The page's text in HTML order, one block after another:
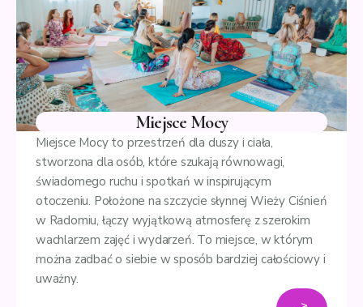
Miejsce Mocy
Miejsce Mocy to przestrzeń dla duszy i ciała,
stworzona dla osób, które szukają równowagi,
świadomego ruchu i spotkań w inspirującym
otoczeniu. Położone na szczycie słynnej Wieży Ciśnień
w Radomiu, łączy wyjątkową atmosferę z szerokim
wachlarzem zajęć i wydarzeń. To miejsce, w którym
można zadbać o siebie w sposób bardziej całościowy i
uważny.